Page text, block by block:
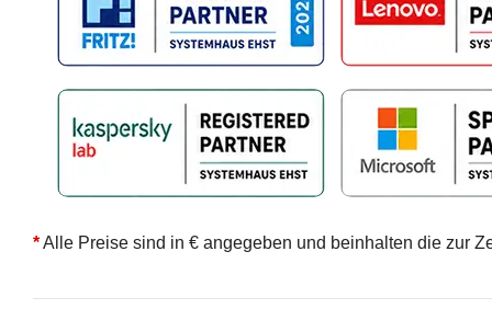
*Alle Preise sind in € angegeben und beinhalten die zur